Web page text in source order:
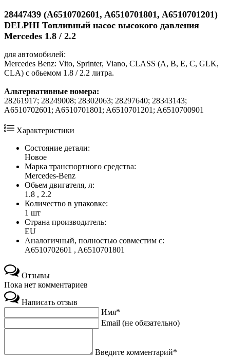
28447439 (A6510702601, A6510701801, A6510701201)
DELPHI Топливный насос высокого давления
Mercedes 1.8 / 2.2
для автомобилей:
Mercedes Benz: Vito, Sprinter, Viano, CLASS (A, B, E, C, GLK,
CLA) c обьемом 1.8 / 2.2 литра.
Альтернативные номера:
28261917; 28249008; 28302063; 28297640; 28343143;
A6510702601; A6510701801; A6510701201; A6510700901
Характеристики
Состояние детали:
Новое
Марка транспортного средства:
Mercedes-Benz
Обьем двигателя, л:
1.8 , 2.2
Количество в упаковке:
1 шт
Страна производитель:
EU
Аналогичный, полностью совместим с:
A6510702601 , A6510701801
Отзывы
Пока нет комментариев
Написать отзыв
Имя*
Email (не обязательно)
Введите комментарий*